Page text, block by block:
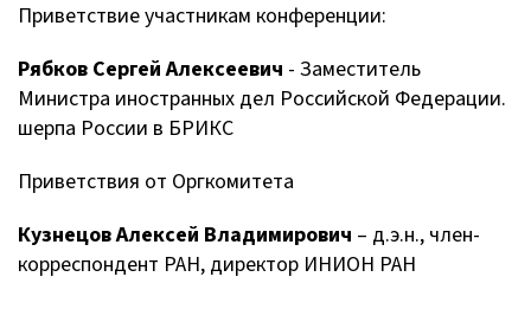
Приветствие участникам конференции:
Рябков Сергей Алексеевич - Заместитель
Министра иностранных дел Российской Федерации.
шерпа России в БРИКС
Приветствия от Оргкомитета
Кузнецов Алексей Владимирович – д.э.н., член-
корреспондент РАН, директор ИНИОН РАН